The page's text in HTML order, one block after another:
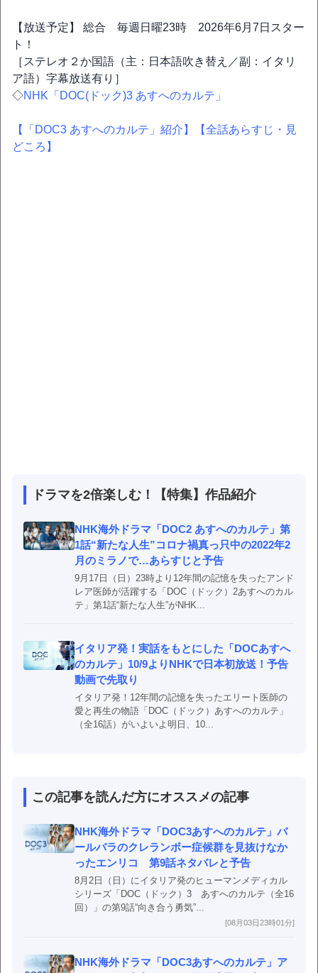
【放送予定】 総合 毎週日曜23時 2026年6月7日スター
ト！
［ステレオ２か国語（主：日本語吹き替え／副：イタリ
ア語）字幕放送有り］
◇NHK「DOC(ドック)3 あすへのカルテ」
【「DOC3 あすへのカルテ」紹介】
【全話あらすじ・見
どころ】
ドラマを2倍楽しむ！【特集】作品紹介
NHK海外ドラマ「DOC2 あすへのカルテ」第
1話“新たな人生”コロナ禍真っ只中の2022年2
月のミラノで…あらすじと予告
9月17日（日）23時より12年間の記憶を失ったアンド
レア医師が活躍する「DOC（ドック）2あすへのカル
テ」第1話“新たな人生”がNHK...
イタリア発！実話をもとにした「DOCあすへ
のカルテ」10/9よりNHKで日本初放送！予告
動画で先取り
イタリア発！12年間の記憶を失ったエリート医師の
愛と再生の物語「DOC（ドック）あすへのカルテ」
（全16話）がいよいよ明日、10...
この記事を読んだ方にオススメの記事
NHK海外ドラマ「DOC3あすへのカルテ」バ
ールバラのクレランボー症候群を見抜けなか
ったエンリコ 第9話ネタバレと予告
8月2日（日）にイタリア発のヒューマンメディカル
シリーズ「DOC（ドック）3 あすへのカルテ（全16
回）」の第9話“向き合う勇気”...
[08月03日23時01分]
NHK海外ドラマ「DOC3あすへのカルテ」ア